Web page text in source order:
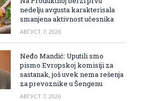
nedelju avgusta karakterisala
smanjena aktivnost učesnika
АВГУСТ 7, 2026
Neđo Mandić: Uputili smo
pismo Evropskoj komisiji za
sastanak, još uvek nema rešenja
za prevoznike u Šengenu
АВГУСТ 7, 2026